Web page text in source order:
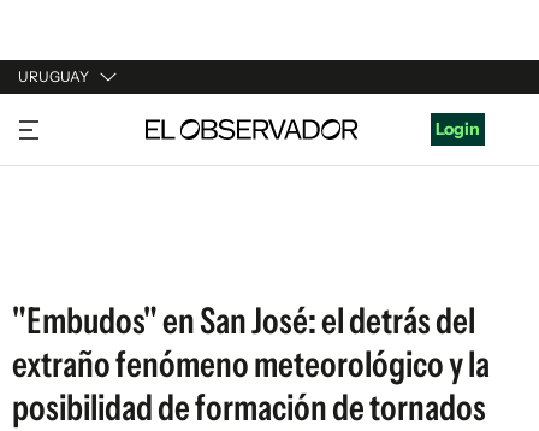
URUGUAY
URUGUAY
ARGENTINA
Login
"Embudos" en San José: el detrás del
extraño fenómeno meteorológico y la
posibilidad de formación de tornados